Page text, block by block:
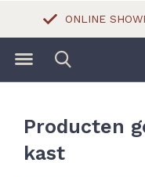
ONLINE
Producten
kast